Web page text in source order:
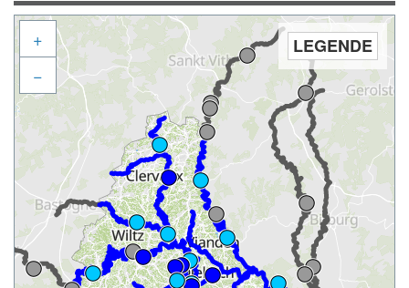
LEGENDE
+
−